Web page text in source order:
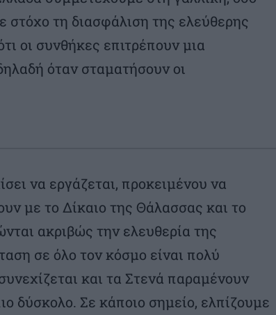
στόχο τη διασφάλιση της ελεύθερης
οι συνθήκες επιτρέπουν μια
όταν σταματήσουν οι
να εργάζεται, προκειμένου να
με το Δίκαιο της Θάλασσας και το
ακριβώς την ελευθερία της
σε όλο τον κόσμο είναι πολύ
και τα Στενά παραμένουν
δύσκολο. Σε κάποιο σημείο, ελπίζουμε